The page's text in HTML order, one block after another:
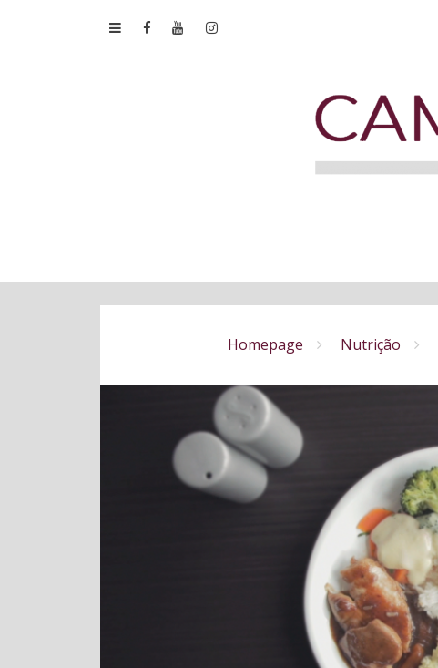
Homepage Nutrição